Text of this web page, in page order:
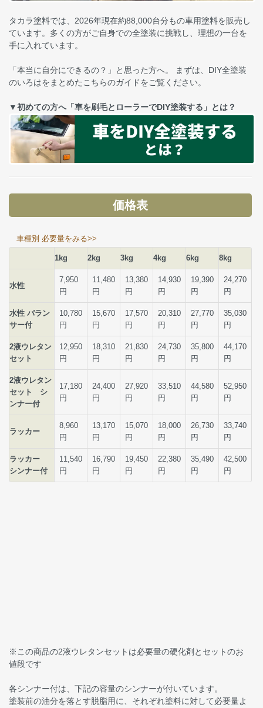
タカラ塗料では、2026年現在約88,000台分もの車用塗料を販売し
ています。多くの方がご自身での全塗装に挑戦し、理想の一台を
手に入れています。
「本当に自分にできるの？」と思った方へ。 まずは、DIY全塗装
のいろはをまとめたこちらのガイドをご覧ください。
▼初めての方へ「車を刷毛とローラーでDIY塗装する」とは？
価格表
車種別 必要量をみる>>
※この商品の2液ウレタンセットは必要量の硬化剤とセットのお
値段です
各シンナー付は、下記の容量のシンナーが付いています。
塗装前の油分を落とす脱脂用に、それぞれ塗料に対して必要量よ